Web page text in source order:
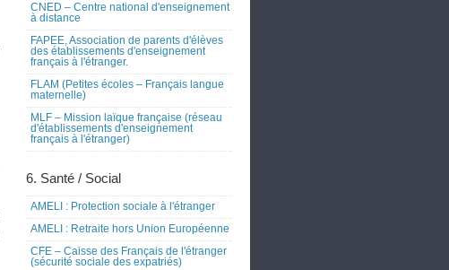
CNED – Centre national d'enseignement
à distance
FAPEE, Association de parents d'élèves
des établissements d'enseignement
français à l'étranger.
FLAM (Petites écoles – Français langue
maternelle)
MLF – Mission laïque française (réseau
d'établissements d'enseignement
français à l'étranger)
6. Santé / Social
AMELI : Protection sociale à l'étranger
AMELI : Retraite hors Union Européenne
CFE – Caisse des Français de l'étranger
(sécurité sociale des expatriés)